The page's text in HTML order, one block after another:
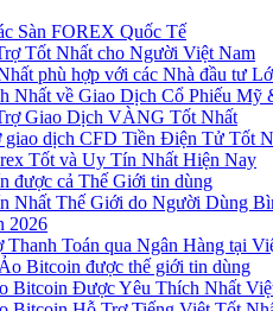
Sàn FOREX Quốc Tế
Tốt Nhất cho Người Việt Nam
phù hợp với các Nhà đầu tư
Nhất về Giao Dịch Cổ Phiếu Mỹ
Giao Dịch VÀNG Tốt Nhất
giao dịch CFD Tiền Điện Tử Tốt
Tốt và Uy Tín Nhất Hiện Nay
được cả Thế Giới tin dùng
Nhất Thế Giới do Người Dùng
2026
Thanh Toán qua Ngân Hàng tại
Bitcoin được thế giới tin dùng
Bitcoin Được Yêu Thích Nhất